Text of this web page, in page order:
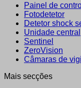
Painel de
Fotodetetor
Detetor shock
Unidade central
Sentinel
ZeroVision
Câmaras de
Mais secções